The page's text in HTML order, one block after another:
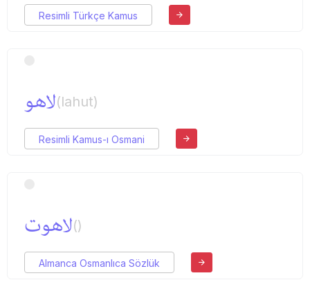
Resimli Türkçe Kamus
لاهو(lahut)
Resimli Kamus-ı Osmani
لاهوت()
Almanca Osmanlıca Sözlük